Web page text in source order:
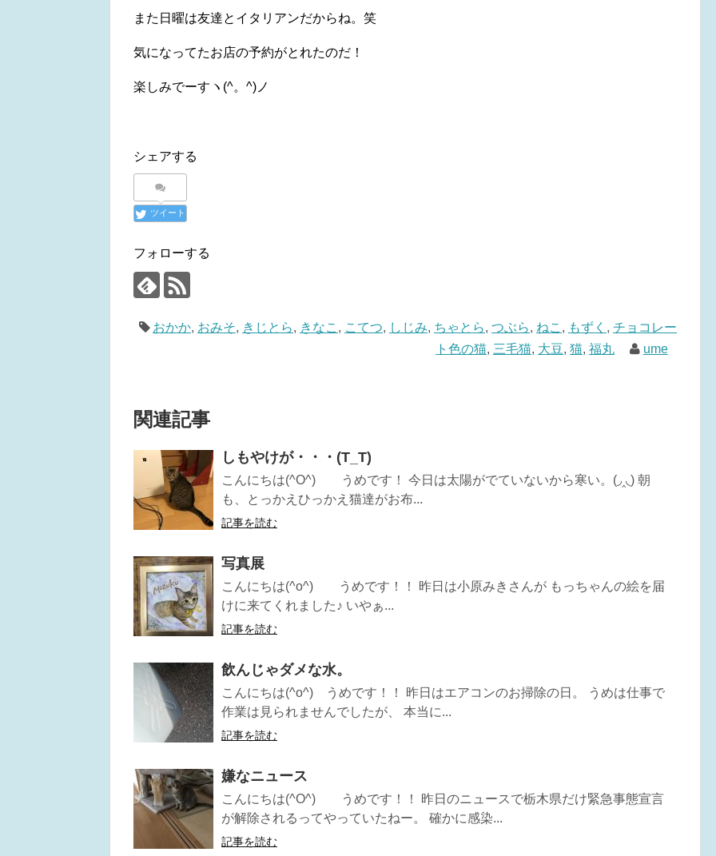
また日曜は友達とイタリアンだからね。笑
気になってたお店の予約がとれたのだ！
楽しみでーすヽ(^。^)ノ
シェアする
ツイート
フォローする
おかか, おみそ, きじとら, きなこ , こてつ, しじみ, ちゃとら, つぶら, ねこ , もずく , チョコレー
ト色の猫, 三毛猫, 大豆,猫,福丸 ume
関連記事
しもやけが・・・(T_T)
こんにちは(^O^) うめです！ 今日は太陽がでていないから寒い。(◞‸◟) 朝
も、とっかえひっかえ猫達がお布...
記事を読む
写真展
こんにちは(^o^) うめです！！ 昨日は小原みきさんが もっちゃんの絵を届
けに来てくれました♪ いやぁ...
記事を読む
飲んじゃダメな水。
こんにちは(^o^) うめです！！ 昨日はエアコンのお掃除の日。 うめは仕事で
作業は見られませんでしたが、 本当に...
記事を読む
嫌なニュース
こんにちは(^O^) うめです！！ 昨日のニュースで栃木県だけ緊急事態宣言
が解除されるってやっていたねー。 確かに感染...
記事を読む